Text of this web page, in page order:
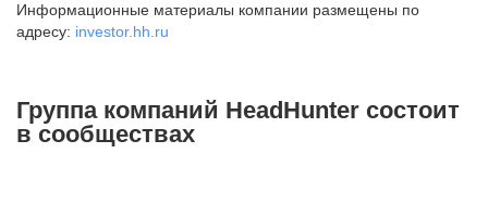
Муниципальный округ Тверской,
2-я Брестская ул., д. 48,
+7 495 980-64-27
Информационные материалы компании размещены по
адресу: investor.hh.ru
Группа компаний HeadHunter состоит
в сообществах